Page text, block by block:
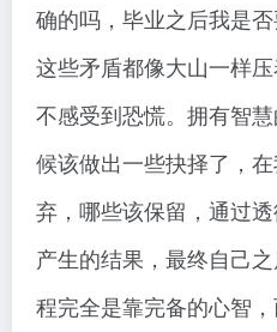
确的吗，毕业之后我是
这些矛盾都像大山一样
不感受到恐慌。拥有智
候该做出一些抉择了，
弃，哪些该保留，通过
产生的结果，最终自己
程完全是靠完备的心智